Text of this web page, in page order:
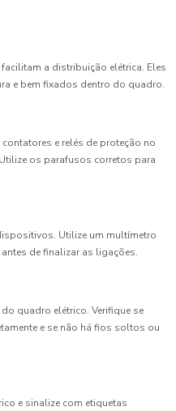
a distribuição elétrica. Eles
e bem fixados dentro do quadro.
e relés de proteção no
os parafusos corretos para
Utilize um multímetro
de finalizar as ligações.
quadro elétrico. Verifique se
e se não há fios soltos ou
e sinalize com etiquetas